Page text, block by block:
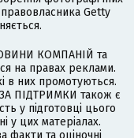
правовласника Getty
КОМПАНІЙ та
на правах реклами.
в них промотуються.
ПІДТРИМКИ також є
у підготовці цього
у цих матеріалах.